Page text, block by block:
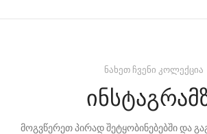
ნახეთ ჩვენი კოლექცია
მოგვწერეთ პირად შეტყობინებებში და